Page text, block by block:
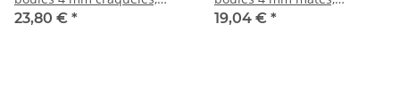
mat, longueur 39,5 cm /5514
23,80 € *
longueur 39,5 cm /4575
19,04 € *